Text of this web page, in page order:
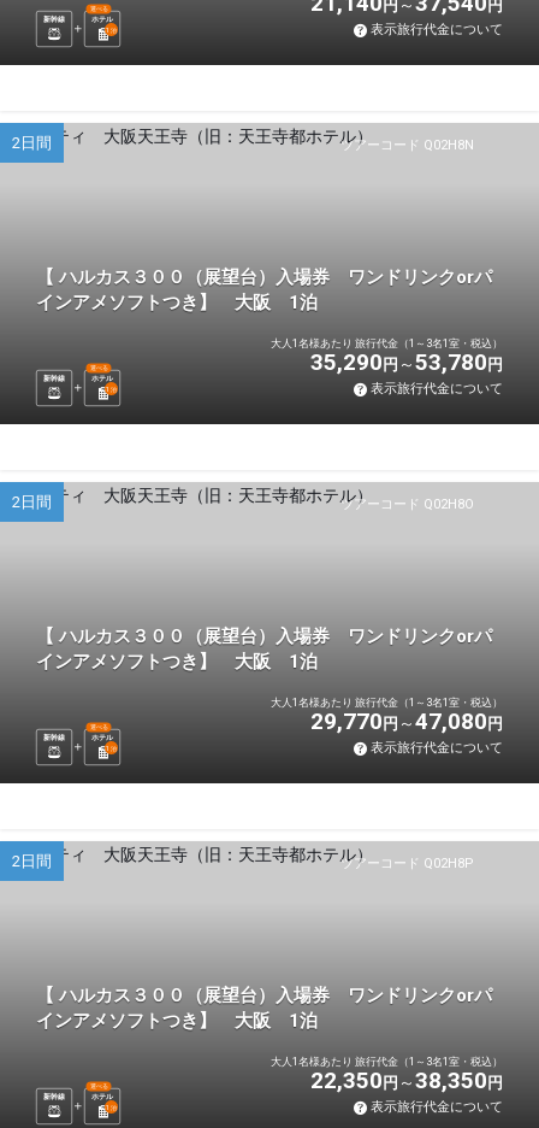
新幹線 ホテル
選べる
1 泊
円 円
表示旅行代金について
ツアーコード Q02H8N
2日間
【 ハルカス３００（展望台）入場券 ワンドリンクorパ
インアメソフトつき】 大阪 1泊
新幹線 ホテル
選べる
1 泊
大人1名様あたり 旅行代金（1～3名1室・税込）
35,290 円 53,780 円
表示旅行代金について
ツアーコード Q02H8O
2日間
【 ハルカス３００（展望台）入場券 ワンドリンクorパ
インアメソフトつき】 大阪 1泊
新幹線 ホテル
選べる
1 泊
大人1名様あたり 旅行代金（1～3名1室・税込）
29,770 円 47,080 円
表示旅行代金について
ツアーコード Q02H8P
2日間
【 ハルカス３００（展望台）入場券 ワンドリンクorパ
インアメソフトつき】 大阪 1泊
新幹線 ホテル
選べる
1 泊
大人1名様あたり 旅行代金（1～3名1室・税込）
22,350 円 38,350 円
表示旅行代金について